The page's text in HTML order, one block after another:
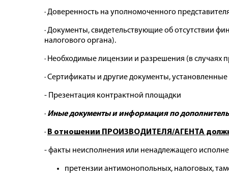
· Доверенность на уполномоченного
· Документы, свидетельствующие об отсутствии
налогового органа).
· Необходимые лицензии и разрешения (в
· Сертификаты и другие документы,
- Презентация контрактной площадки
· Иные документы и информация по
· В отношении ПРОИЗВОДИТЕЛЯ/АГЕНТА
- факты неисполнения или ненадлежащего
претензии антимонопольных, налоговых,